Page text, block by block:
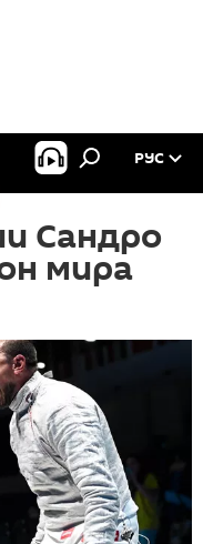
РУС
Сандро
мира